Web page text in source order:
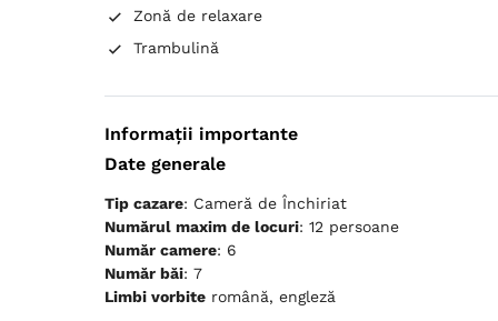
Garderobă
Canapea
Masă
Birou
Jocuri și puzzle-uri
Cărți, DVD-uri, muzică pentru
Lenjerie de pat
TV cu ecran plat
Canale prin satelit
Canale prin cablu
Priză lângă pat
Izolare fonică
Zonă de relaxare
Trambulină
Informații importante
Date generale
Tip cazare: Cameră de Închiriat
Numărul maxim de locuri: 12 persoane
Număr camere: 6
Număr băi: 7
Limbi vorbite română, engleză